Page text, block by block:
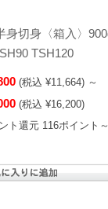
身切身〈箱入〉
TSH120
(税込 ¥11,664) ～
(税込 ¥16,200)
ト還元 116ポイント